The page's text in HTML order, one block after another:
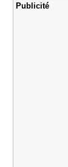
Publicité